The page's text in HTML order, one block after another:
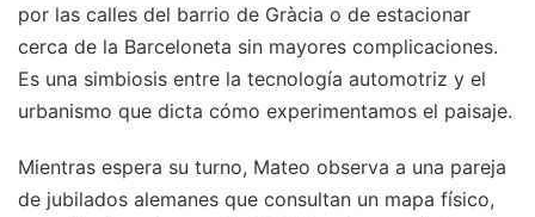
por las calles del barrio de Gràcia o de estacionar
cerca de la Barceloneta sin mayores complicaciones.
Es una simbiosis entre la tecnología automotriz y el
urbanismo que dicta cómo experimentamos el paisaje.
Mientras espera su turno, Mateo observa a una pareja
de jubilados alemanes que consultan un mapa físico,